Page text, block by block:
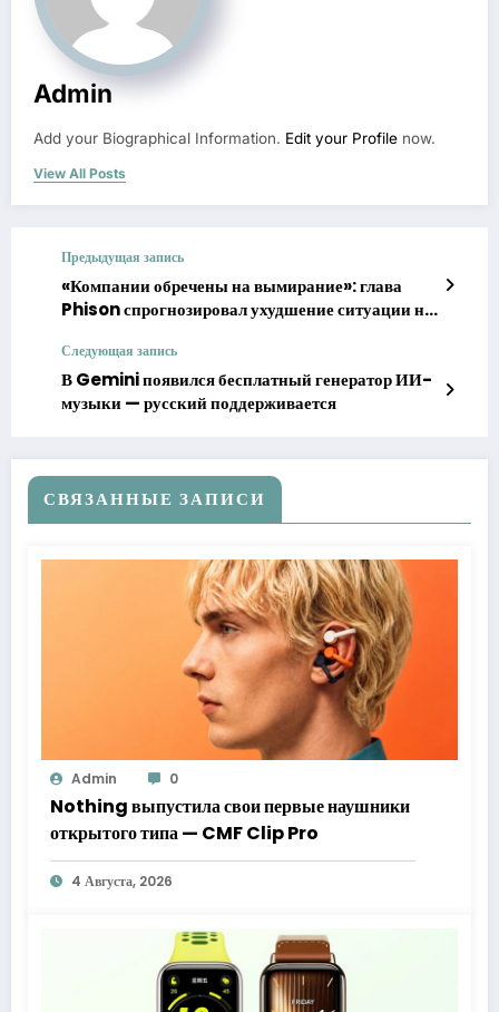
Admin
Add your Biographical Information. Edit your Profile now.
View All Posts
Предыдущая запись
«Компании обречены на вымирание»: глава
Phison спрогнозировал ухудшение ситуации на
Следующая запись
В Gemini появился бесплатный генератор ИИ-
музыки — русский поддерживается
СВЯЗАННЫЕ ЗАПИСИ
Admin 0
Nothing выпустила свои первые наушники
открытого типа — CMF Clip Pro
4 Августа, 2026